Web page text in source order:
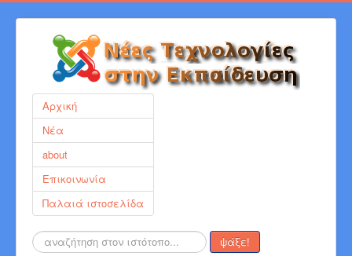
Αρχική
Νέα
about
Επικοινωνία
Παλαιά ιστοσελίδα
Αναζήτηση... ψάξε!